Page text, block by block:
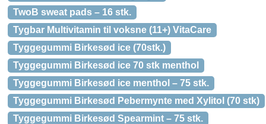
TwoB sweat pads – 16 stk.
Tygbar Multivitamin til voksne (11+) VitaCare
Tyggegummi Birkesød ice (70stk.)
Tyggegummi Birkesød ice 70 stk menthol
Tyggegummi Birkesød ice menthol – 75 stk.
Tyggegummi Birkesød Pebermynte med Xylitol (70 stk)
Tyggegummi Birkesød Spearmint – 75 stk.